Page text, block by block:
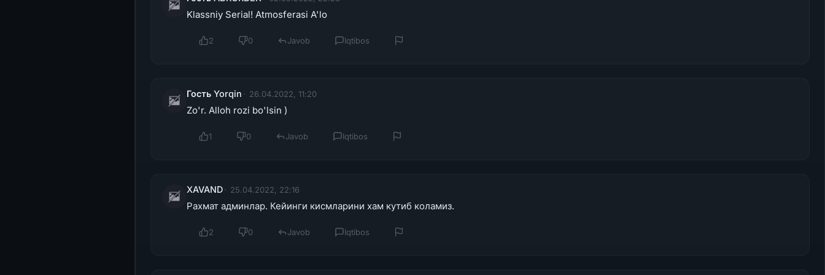
Klassniy Serial! Atmosferasi A'lo
2 0 Javob Iqtibos
Гость Yorqin 26.04.2022, 11:20
Zo'r. Alloh rozi bo'lsin )
1 0 Javob Iqtibos
XAVAND 25.04.2022, 22:16
Рахмат админлар. Кейинги кисмларини хам кутиб коламиз.
2 0 Javob Iqtibos